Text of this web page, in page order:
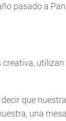
pasado a
creativa,
que
una